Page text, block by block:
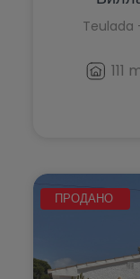
Teulada
111
ПРОДАНО